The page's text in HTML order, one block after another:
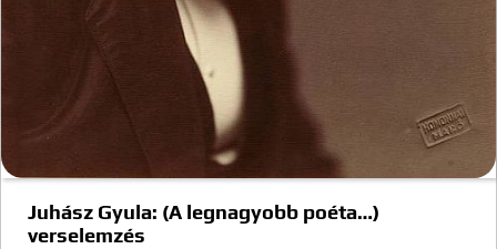
Juhász Gyula: (A legnagyobb poéta…)
verselemzés